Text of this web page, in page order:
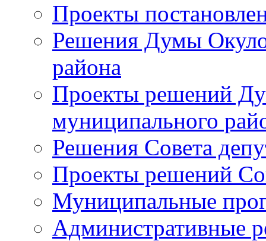
Проекты
Решения Думы
района
Проекты решений
муниципального
Решения Совета
Проекты решений
Муниципальные
Административные